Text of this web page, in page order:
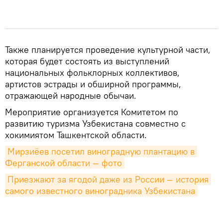
Также планируется проведение культурной части,
которая будет состоять из выступлений
национальных фольклорных коллективов,
артистов эстрады и обширной программы,
отражающей народные обычаи.
Мероприятие организуется Комитетом по
развитию туризма Узбекистана совместно с
хокимиятом Ташкентской области.
Мирзиёев посетил виноградную плантацию в
Ферганской области — фото
Приезжают за ягодой даже из России — история
самого известного виноградника Узбекистана